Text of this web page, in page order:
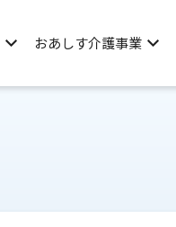
おあしす介護事業